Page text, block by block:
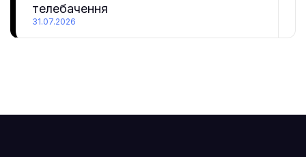
телебачення
31.07.2026